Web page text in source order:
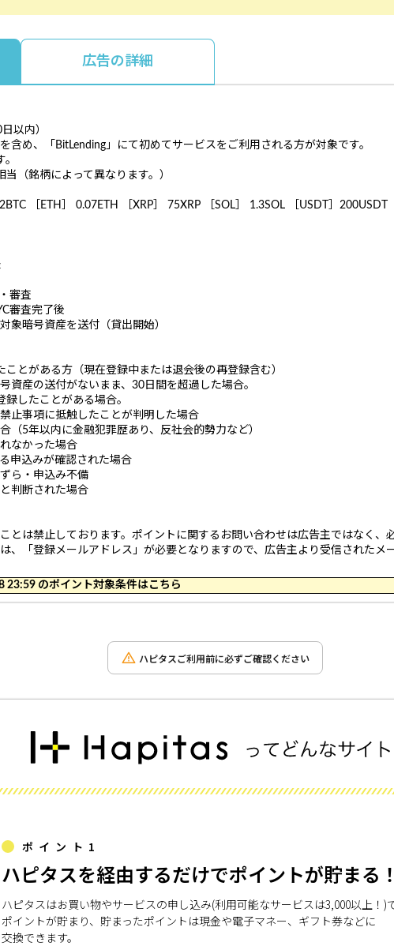
広告の詳細
以内）
含め、「BitLending」にて初めてサービスをご利用される方が対象です。
（銘柄によって異なります。）
［ETH］ 0.07ETH ［XRP］ 75XRP ［SOL］ 1.3SOL ［USDT］200USDT
審査
審査完了後
象暗号資産を送付（貸出開始）
ことがある方（現在登録中または退会後の再登録含む）
資産の送付がないまま、30日間を超過した場合。
録したことがある場合。
止事項に抵触したことが判明した場合
（5年以内に金融犯罪歴あり、反社会的勢力など）
なかった場合
申込みが確認された場合
ら・申込み不備
判断された場合
とは禁止しております。ポイントに関するお問い合わせは広告主ではなく、
、「登録メールアドレス」が必要となりますので、広告主より受信されたメ
のポイント対象条件はこちら
ハピタスご利用前に必ずご確認ください
ポイント1
ハピタスを経由するだけでポイントが貯まる
ハピタスはお買い物やサービスの申し込み(利用可能なサービスは3,000以上！)
ポイントが貯まり、貯まったポイントは現金や電子マネー、ギフト券などに
交換できます。